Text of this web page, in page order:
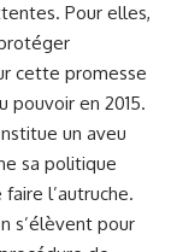
Pour elles,
cette promesse
pouvoir en 2015.
un aveu
sa politique
l’autruche.
s’élèvent pour